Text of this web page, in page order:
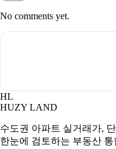
No comments yet.
HL
HUZY LAND
수도권 아파트 실거래가,
한눈에 검토하는 부동산